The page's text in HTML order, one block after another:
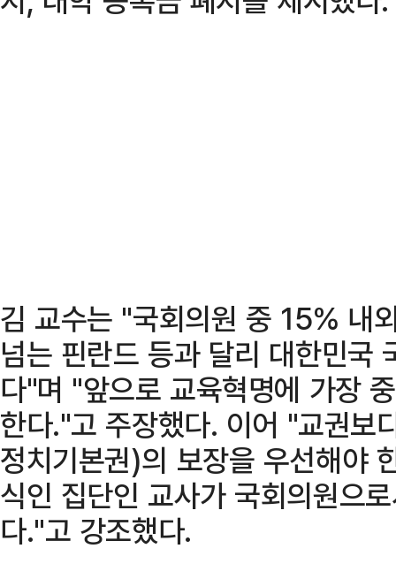
김 교수는 "국회의원 중 15% 내
넘는 핀란드 등과 달리 대한민국
다"며 "앞으로 교육혁명에 가장
한다."고 주장했다. 이어 "교권보
정치기본권)의 보장을 우선해야
식인 집단인 교사가 국회의원으
다."고 강조했다.